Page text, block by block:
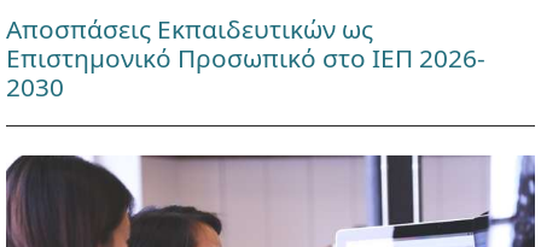
Αποσπάσεις Εκπαιδευτικών ως
Επιστημονικό Προσωπικό στο ΙΕΠ 2026-
2030